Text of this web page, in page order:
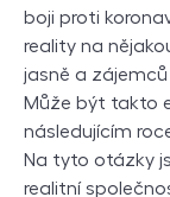
boji proti
reality na
jasně a
Může být takto
následujícím
Na tyto otázky
realitní